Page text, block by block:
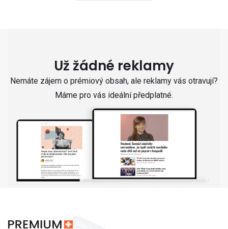
Už žádné reklamy
Nemáte zájem o prémiový obsah, ale reklamy vás otravují?
Máme pro vás ideální předplatné.